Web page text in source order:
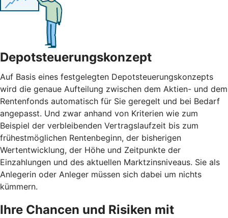
Depotsteuerungskonzept
Auf Basis eines festgelegten Depotsteuerungskonzepts
wird die genaue Aufteilung zwischen dem Aktien- und dem
Rentenfonds automatisch für Sie geregelt und bei Bedarf
angepasst. Und zwar anhand von Kriterien wie zum
Beispiel der verbleibenden Vertragslaufzeit bis zum
frühestmöglichen Rentenbeginn, der bisherigen
Wertentwicklung, der Höhe und Zeitpunkte der
Einzahlungen und des aktuellen Marktzinsniveaus. Sie als
Anlegerin oder Anleger müssen sich dabei um nichts
kümmern.
Ihre Chancen und Risiken mit